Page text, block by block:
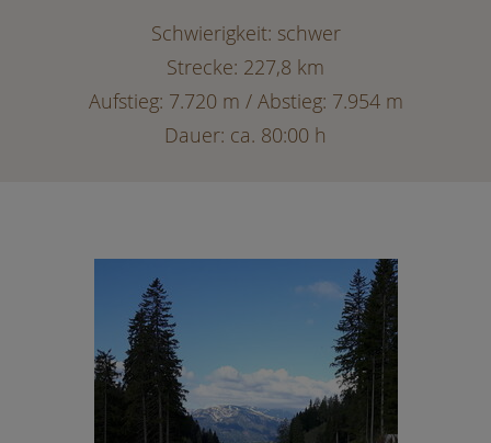
Schwierigkeit: schwer
Strecke: 227,8 km
Aufstieg: 7.720 m / Abstieg: 7.954 m
Dauer: ca. 80:00 h